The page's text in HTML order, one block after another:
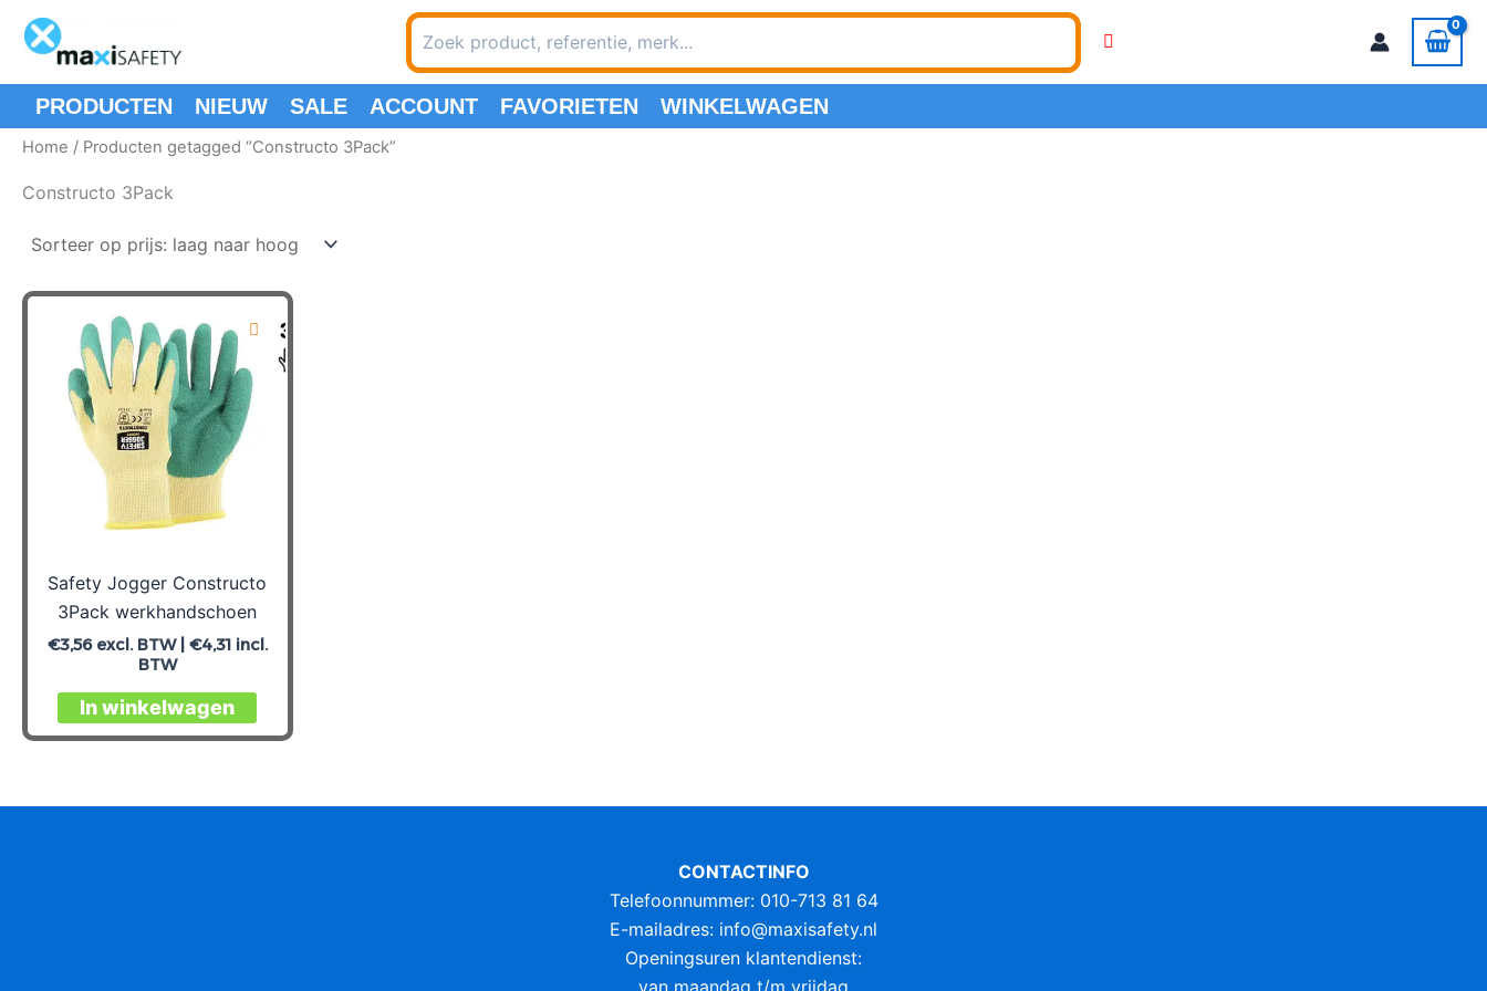
naar
inhoud
Zoeken
naar:
PRODUCTEN NIEUW SALE ACCOUNT FAVORIETEN WINKELWAGEN
Home / Producten getagged “Constructo 3Pack”
Constructo 3Pack
Safety Jogger Constructo
3Pack werkhandschoen
€3,56excl. BTW | €4,31incl.
BTW
In winkelwagen
Dit
product
variaties.
CONTACTINFO
Telefoonnummer: 010-713 81 64
E-mailadres: info@maxisafety.nl
Openingsuren klantendienst:
van maandag t/m vrijdag